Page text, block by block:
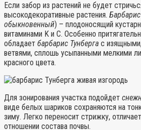
Если забор из растений не будет
высокодекоративные растения.
обыкновенный) – плодоносящий
витаминами K и C. Особенно
обладает барбарис Тунберга с
ветвями, сплошь усыпанными мелкими
красного цвета.
Для зонирования участка подойдет
виде белых шариков сохраняются на
зиму. Легко переносит стрижку,
отношении состава почвы.